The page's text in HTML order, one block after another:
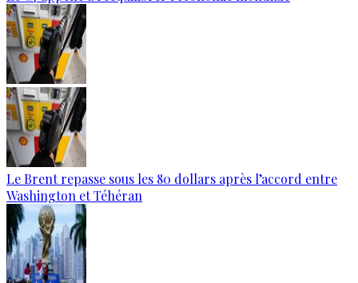
Le Brent repasse sous les 80 dollars après l’accord entre
Washington et Téhéran